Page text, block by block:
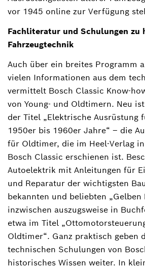
vor 1945 online zur Verfügung
Fachliteratur und Schulungen zu
Fahrzeugtechnik
Auch über ein breites Programm
vielen Informationen aus dem
vermittelt Bosch Classic Know-
von Young- und Oldtimern. Neu
der Titel „Elektrische Ausrüstung
1950er bis 1960er Jahre“ – die
für Oldtimer, die im Heel-Verlag
Bosch Classic erschienen ist.
Autoelektrik mit Anleitungen für
und Reparatur der wichtigsten
bekannten und beliebten „Gelben
inzwischen auszugsweise in
etwa im Titel
Oldtimer“. Ganz praktisch geben
technischen Schulungen von
historisches Wissen weiter. In